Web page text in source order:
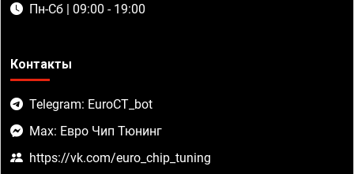
Пн-Сб | 09:00 - 19:00
Контакты
Telegram: EuroCT_bot
Max: Евро Чип Тюнинг
https://vk.com/euro_chip_tuning